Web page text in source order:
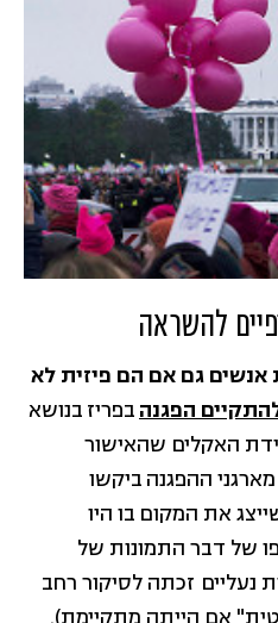
להשראה
גם אם הם פיזית לא
הפגנהבפריז בנושא
האקלים שהאישור
ההפגנה ביקשו
את המקום בו היו
של דבר התמונות של
נעליים זכתה לסיקור רחב